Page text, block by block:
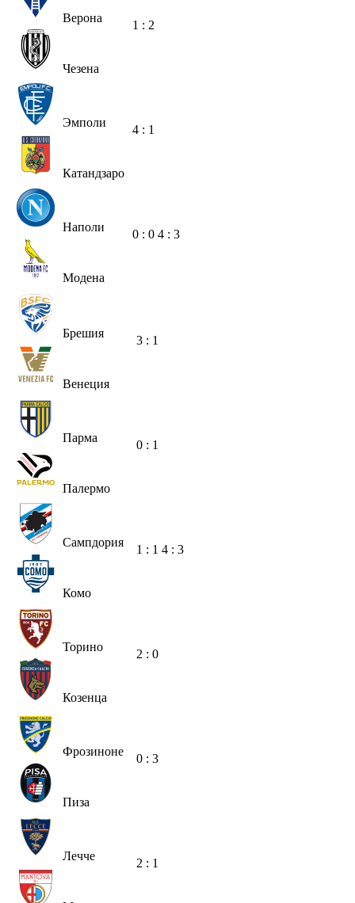
Верона
Чезена
1 : 2
Эмполи
Катандзаро
4 : 1
Наполи
Модена
0 : 0 4 : 3
Брешия
Венеция
3 : 1
Парма
Палермо
0 : 1
Сампдория
Комо
1 : 1 4 : 3
Торино
Козенца
2 : 0
Фрозиноне
Пиза
0 : 3
Лечче
2 : 1